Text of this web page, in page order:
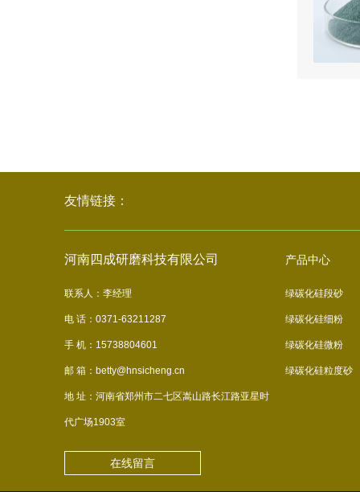
友情链接：
河南四成研磨科技有限公司
联系人：李经理
电 话：0371-63211287
手 机：15738804601
邮 箱：betty@hnsicheng.cn
地 址：河南省郑州市二七区嵩山路长江路亚星时
代广场1903室
在线留言
产品中心
绿碳化硅段砂
绿碳化硅细粉
绿碳化硅微粉
绿碳化硅粒度砂